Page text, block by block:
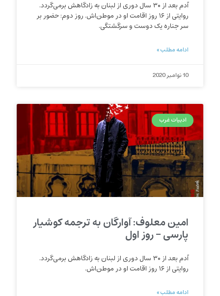
آدم بعد از ۳۰ سال دوری از لبنان به زادگاهش برمی‌گردد.
روایتی از ۱۶ روز اقامت او در موطن‌اش. روز دوم: حضور بر
سر جناره یک دوست و سرگشتگی.
ادامه مطلب »
10 نوامبر 2020
ادبیات غرب
امین معلوف: آوارگان به ترجمه کوشیار
پارسی – روز اول
آدم بعد از ۳۰ سال دوری از لبنان به زادگاهش برمی‌گردد.
روایتی از ۱۶ روز اقامت او در موطن‌اش.
ادامه مطلب »